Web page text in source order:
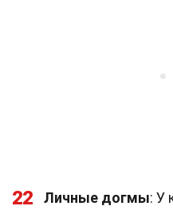
22 Личные догмы: У